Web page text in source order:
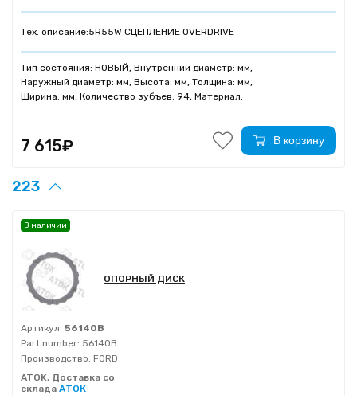
Тех. описание:5R55W СЦЕПЛЕНИЕ OVERDRIVE
Тип состояния: НОВЫЙ, Внутренний диаметр: мм,
Наружный диаметр: мм, Высота: мм, Толщина: мм,
Ширина: мм, Количество зубъев: 94, Материал:
7 615₽ В корзину
223
ОПОРНЫЙ ДИСК
Артикул: 56140B
Part number: 56140B
Производство: FORD
ATOK, Доставка со
склада АТОК
В наличии